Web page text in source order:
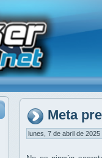
Meta
lunes, 7 de abril de